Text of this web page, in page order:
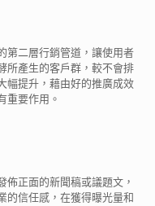
第二層行銷管道，讓使用者
所產生的客戶群，較不會排
幅提升，藉由好的推廣成效
重要作用。
佈正面的新聞稿或議題文，
的信任感，在獲得曝光量和